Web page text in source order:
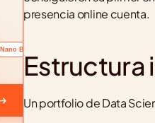
Nano Banana
presencia online cuenta.
Un portfolio de Data